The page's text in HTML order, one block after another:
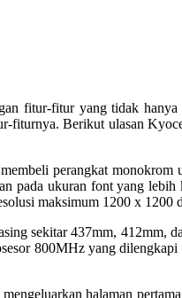
fitur-fitur yang tidak hanya
fiturnya. Berikut ulasan
perangkat monokrom
pada ukuran font yang lebih
maksimum 1200 x 1200
sekitar 437mm, 412mm,
800MHz yang
halaman